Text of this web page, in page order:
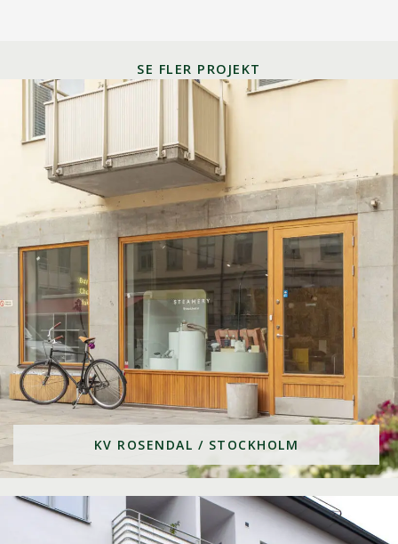
SE FLER PROJEKT
KV ROSENDAL / STOCKHOLM